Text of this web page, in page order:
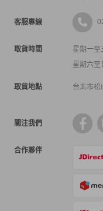
客服專線
取貨時間
星期一至
星期六至
取貨地點 台北市松
關注我們
合作夥伴